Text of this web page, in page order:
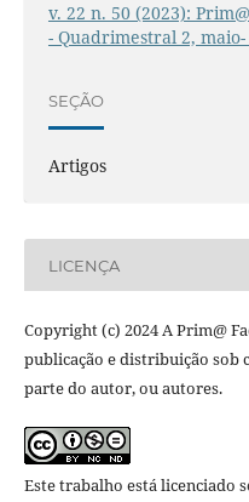
v. 22 n. 50 (2023):
- Quadrimestral 2, maio-
SEÇÃO
Artigos
LICENÇA
Copyright (c) 2024 A Prim@
publicação e distribuição sob
parte do autor, ou autores.
Este trabalho está licenciado